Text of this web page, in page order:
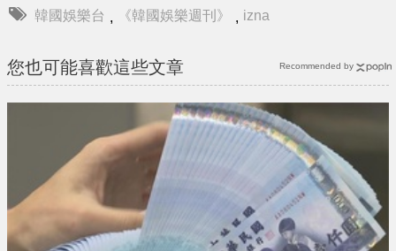
韓國娛樂台 , 《韓國娛樂週刊》 , izna
您也可能喜歡這些文章 Recommended by